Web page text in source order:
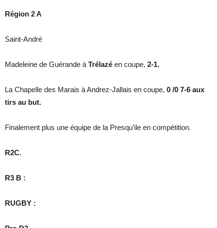
Région 2 A
Saint-André
Madeleine de Guérande à Trélazé en coupe, 2-1.
La Chapelle des Marais à Andrez-Jallais en coupe, 0 /0 7-6 aux
tirs au but.
Finalement plus une équipe de la Presqu’ile en compétition.
R2C.
R3 B :
RUGBY :